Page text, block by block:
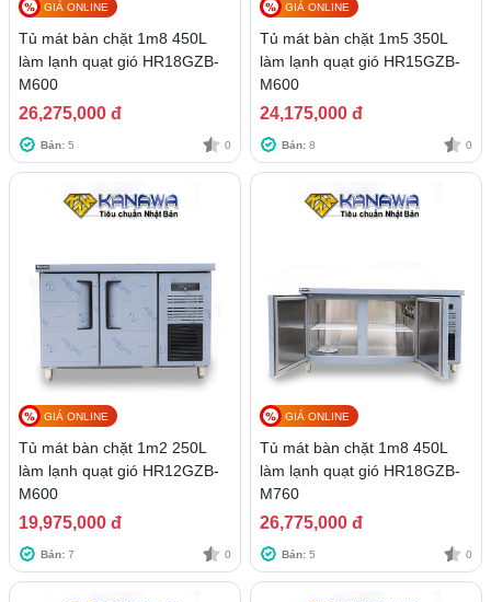
GIÁ ONLINE
Tủ mát bàn chặt 1m8 450L
làm lạnh quạt gió HR18GZB-
M600
26,275,000 đ
Bán: 5 0
GIÁ ONLINE
Tủ mát bàn chặt 1m5 350L
làm lạnh quạt gió HR15GZB-
M600
24,175,000 đ
Bán: 8 0
GIÁ ONLINE
Tủ mát bàn chặt 1m2 250L
làm lạnh quạt gió HR12GZB-
M600
19,975,000 đ
Bán: 7 0
GIÁ ONLINE
Tủ mát bàn chặt 1m8 450L
làm lạnh quạt gió HR18GZB-
M760
26,775,000 đ
Bán: 5 0